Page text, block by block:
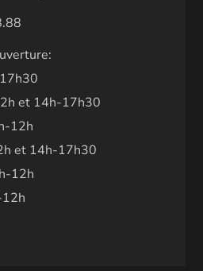
et 14h-17h30
12h
et 14h-17h30
12h